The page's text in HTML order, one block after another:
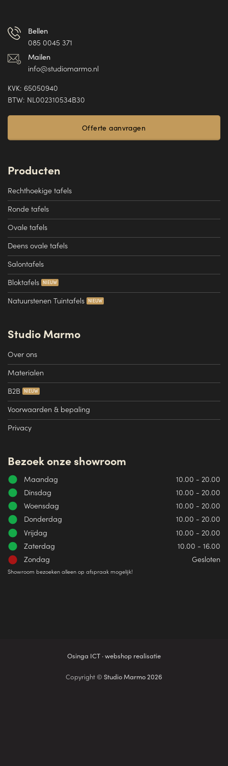
Bellen
085 0045 371
Mailen
info@studiomarmo.nl
KVK: 65050940
BTW: NL002310534B30
Offerte aanvragen
Producten
Rechthoekige tafels
Ronde tafels
Ovale tafels
Deens ovale tafels
Salontafels
Bloktafels
Natuurstenen Tuintafels
Studio Marmo
Over ons
Materialen
B2B
Voorwaarden & bepaling
Privacy
Bezoek onze showroom
Maandag
10.00 - 20.00
Dinsdag
10.00 - 20.00
Woensdag
10.00 - 20.00
Donderdag
10.00 - 20.00
Vrijdag
10.00 - 20.00
Zaterdag
10.00 - 16.00
Zondag
Gesloten
Showroom bezoeken alleen op afspraak mogelijk!
Osinga ICT · webshop realisatie
Copyright © Studio Marmo 2026